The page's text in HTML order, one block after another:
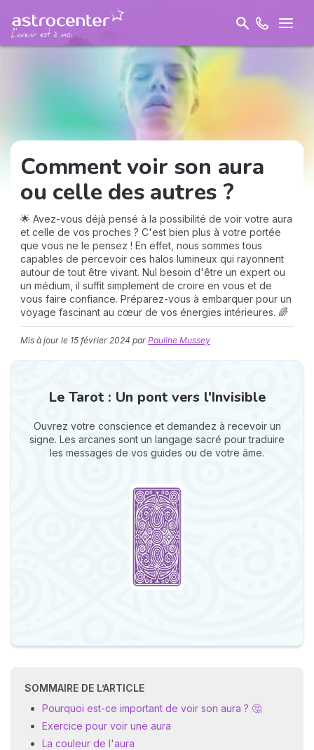
Comment voir son aura
ou celle des autres ?
🌟 Avez-vous déjà pensé à la possibilité de voir votre aura
et celle de vos proches ? C'est bien plus à votre portée
que vous ne le pensez ! En effet, nous sommes tous
capables de percevoir ces halos lumineux qui rayonnent
autour de tout être vivant. Nul besoin d'être un expert ou
un médium, il suffit simplement de croire en vous et de
vous faire confiance. Préparez-vous à embarquer pour un
voyage fascinant au cœur de vos énergies intérieures. 🌈
Mis à jour le 15 février 2024 par Pauline Mussey
Le Tarot : Un pont vers l'Invisible
Ouvrez votre conscience et demandez à recevoir un
signe. Les arcanes sont un langage sacré pour traduire
les messages de vos guides ou de votre âme.
SOMMAIRE DE L’ARTICLE
Pourquoi est-ce important de voir son aura ? 🤔
Exercice pour voir une aura
La couleur de l'aura